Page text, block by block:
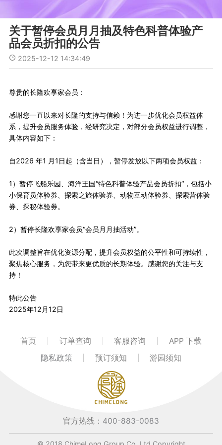
关于暂停会员月月抽及特色科普体验产
品会员折扣的公告
2025-12-12 14:34:49
尊贵的长隆欢享家会员：
感谢您一直以来对长隆的支持与信赖！为进一步优化会员权益体
系，提升会员服务体验，经研究决定，对部分会员权益进行调整，
具体内容如下：
自2026 年1 月1日起（含当日），暂停发放以下两项会员权益：
1）暂停飞船乐园、海洋王国“特色科普体验产品会员折扣“，包括小
小保育员体验券、探索之旅体验券、动物互动体验券、探索营体验
券、探秘体验券。
2）暂停长隆欢享家会员“会员月月抽活动”。
此次调整旨在优化资源分配，提升会员权益的公平性和可持续性，
聚焦核心服务，为您带来更优质的长期体验。感谢您的关注与支
持！
特此公告
2025年12月12日
首页 订单查询 客服咨询
APP 下载
隐私政策
预订须知 游园须知
官方热线： 400-883-0083